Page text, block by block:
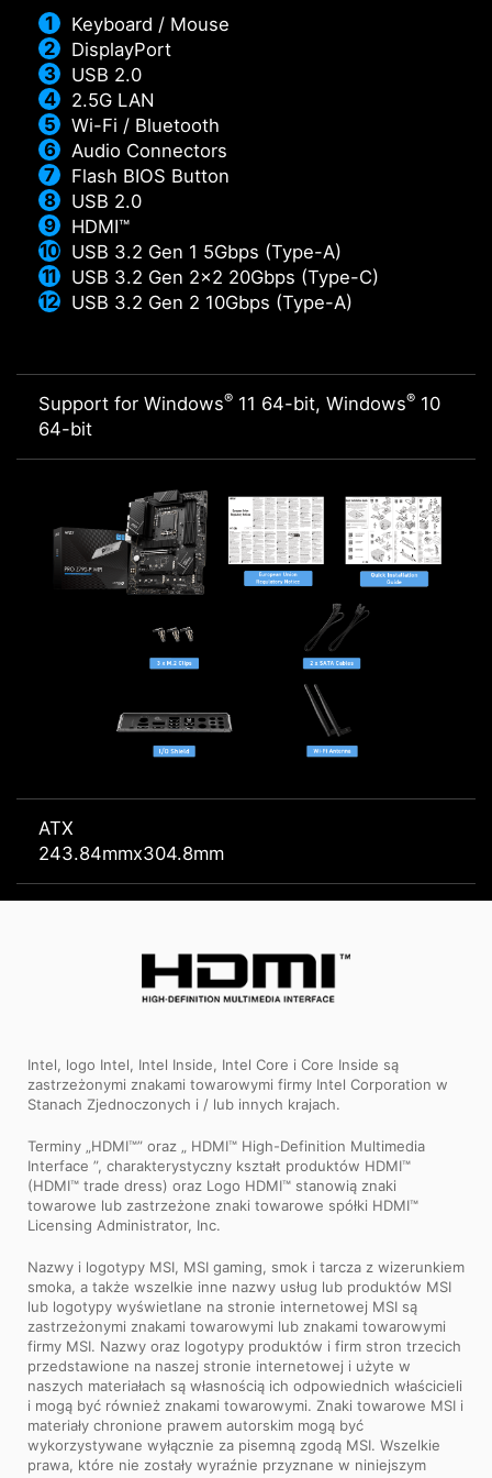
Keyboard / Mouse
DisplayPort
USB 2.0
2.5G LAN
Wi-Fi / Bluetooth
Audio Connectors
Flash BIOS Button
USB 2.0
HDMI™
USB 3.2 Gen 1 5Gbps (Type-A)
USB 3.2 Gen 2x2 20Gbps (Type-C)
USB 3.2 Gen 2 10Gbps (Type-A)
Support for Windows® 11 64-bit, Windows® 10
64-bit
ATX
243.84mmx304.8mm
Intel, logo Intel, Intel Inside, Intel Core i Core Inside są
zastrzeżonymi znakami towarowymi firmy Intel Corporation w
Stanach Zjednoczonych i / lub innych krajach.
Terminy „HDMI™” oraz „ HDMI™ High-Definition Multimedia
Interface ”, charakterystyczny kształt produktów HDMI™
(HDMI™ trade dress) oraz Logo HDMI™ stanowią znaki
towarowe lub zastrzeżone znaki towarowe spółki HDMI™
Licensing Administrator, Inc.
Nazwy i logotypy MSI, MSI gaming, smok i tarcza z wizerunkiem
smoka, a także wszelkie inne nazwy usług lub produktów MSI
lub logotypy wyświetlane na stronie internetowej MSI są
zastrzeżonymi znakami towarowymi lub znakami towarowymi
firmy MSI. Nazwy oraz logotypy produktów i firm stron trzecich
przedstawione na naszej stronie internetowej i użyte w
naszych materiałach są własnością ich odpowiednich właścicieli
i mogą być również znakami towarowymi. Znaki towarowe MSI i
materiały chronione prawem autorskim mogą być
wykorzystywane wyłącznie za pisemną zgodą MSI. Wszelkie
prawa, które nie zostały wyraźnie przyznane w niniejszym